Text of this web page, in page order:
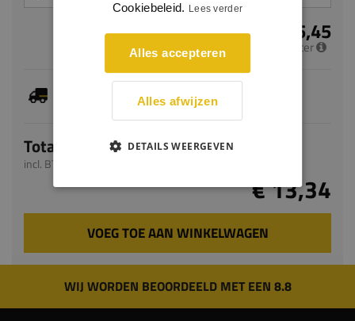
€ 5,45
per meter
bedraagt 1-3 werkdagen
Totaal
incl. BTW
€ 13,34
VOEG TOE AAN WINKELWAGEN
WIJ WORDEN BEOORDEELD MET EEN 8.8
Cookiebeleid. Lees verder
Alles accepteren
Alles afwijzen
DETAILS WEERGEVEN